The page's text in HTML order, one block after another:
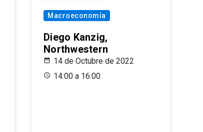
Macroeconomía
Diego Kanzig,
Northwestern
14 de Octubre de 2022
14:00 a 16:00